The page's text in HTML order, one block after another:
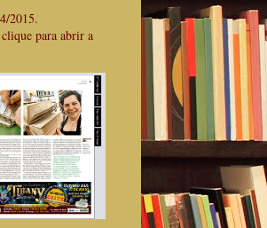
2015.
para abrir a